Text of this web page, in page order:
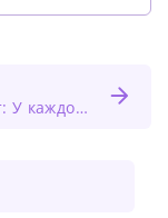
генотип короткой жизни